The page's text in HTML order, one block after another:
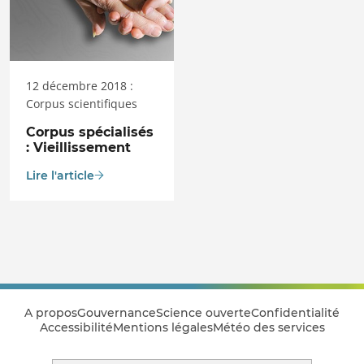
12 décembre 2018 :
Corpus scientifiques
Corpus spécialisés
: Vieillissement
Lire l'article
A proposGouvernanceScience ouverteConfidentialité
AccessibilitéMentions légalesMétéo des services